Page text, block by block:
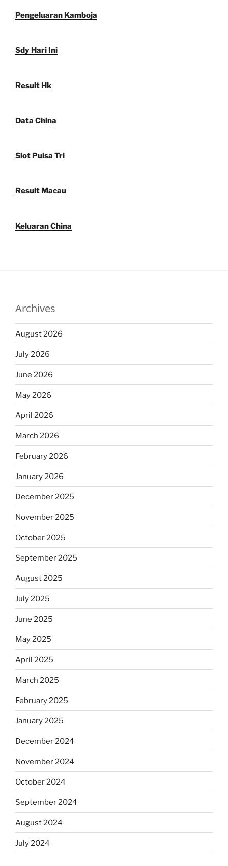
Pengeluaran Kamboja
Sdy Hari Ini
Result Hk
Data China
Slot Pulsa Tri
Result Macau
Keluaran China
Archives
August 2026
July 2026
June 2026
May 2026
April 2026
March 2026
February 2026
January 2026
December 2025
November 2025
October 2025
September 2025
August 2025
July 2025
June 2025
May 2025
April 2025
March 2025
February 2025
January 2025
December 2024
November 2024
October 2024
September 2024
August 2024
July 2024